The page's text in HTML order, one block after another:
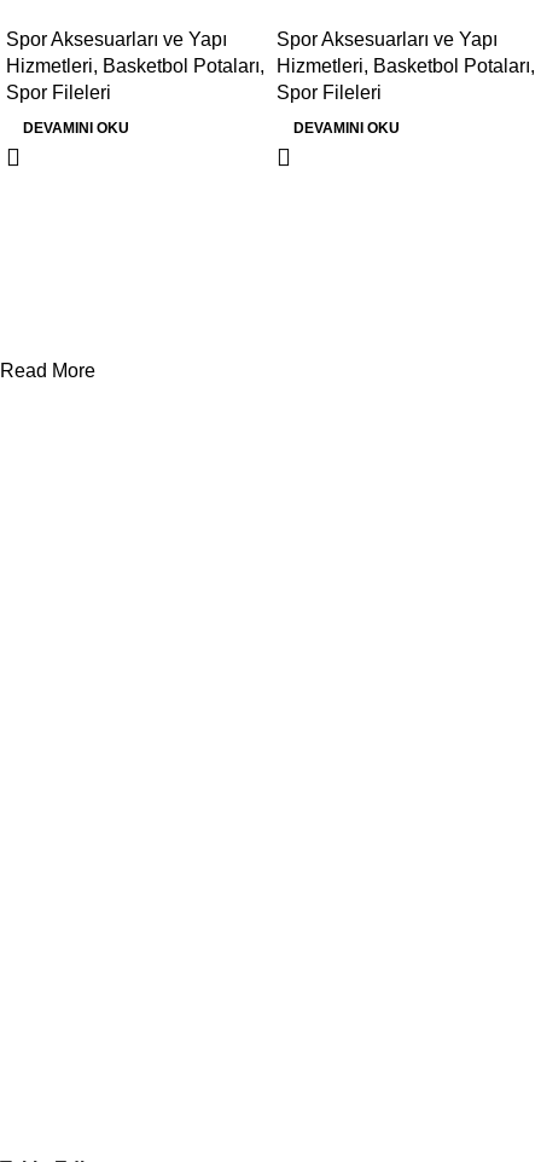
Spor Aksesuarları ve Yapı
Hizmetleri, Basketbol Potaları,
Spor Fileleri
DEVAMINI OKU
Spor Aksesuarları ve Yapı
Hizmetleri, Basketbol Potaları,
Spor Fileleri
DEVAMINI OKU
Read More